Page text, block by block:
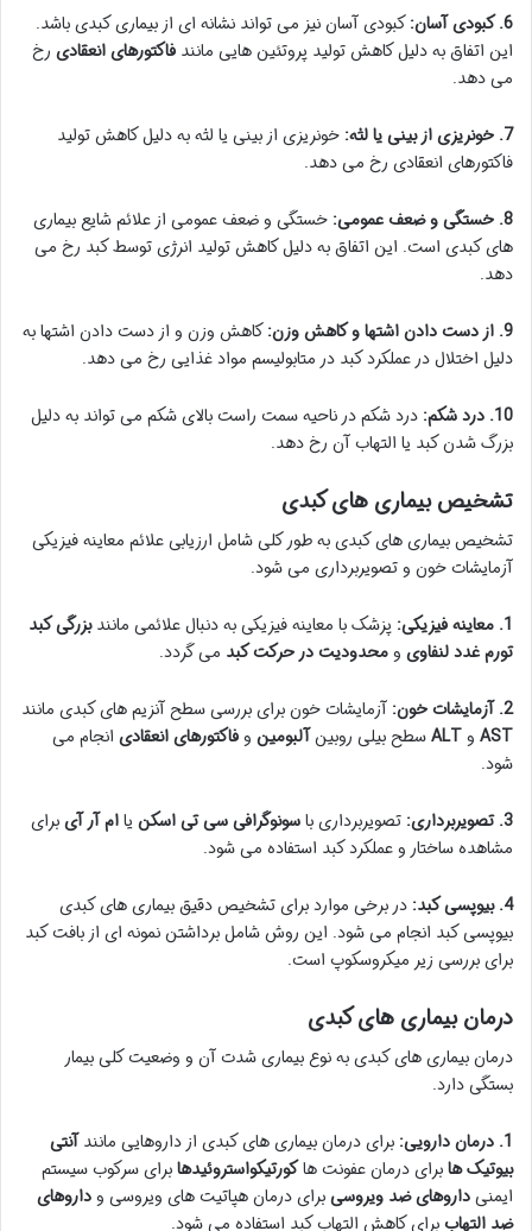
6. کبودی آسان:
کبودی آسان نیز می تواند نشانه ای از بیماری کبدی باشد.
این اتفاق به دلیل کاهش تولید پروتئین هایی مانند فاکتورهای انعقادی رخ
می دهد.
7. خونریزی از بینی یا لثه:
خونریزی از بینی یا لثه به دلیل کاهش تولید
فاکتورهای انعقادی رخ می دهد.
8. خستگی و ضعف عمومی:
خستگی و ضعف عمومی از علائم شایع بیماری
های کبدی است. این اتفاق به دلیل کاهش تولید انرژی توسط کبد رخ می
دهد.
9. از دست دادن اشتها و کاهش وزن:
کاهش وزن و از دست دادن اشتها به
دلیل اختلال در عملکرد کبد در متابولیسم مواد غذایی رخ می دهد.
10. درد شکم:
درد شکم در ناحیه سمت راست بالای شکم می تواند به دلیل
بزرگ شدن کبد یا التهاب آن رخ دهد.
تشخیص بیماری های کبدی
تشخیص بیماری های کبدی به طور کلی شامل ارزیابی علائم معاینه فیزیکی
آزمایشات خون و تصویربرداری می شود.
1. معاینه فیزیکی: پزشک با معاینه فیزیکی به دنبال علائمی مانندبزرگی کبد
تورم غدد لنفاوی ومحدودیت در حرکت کبد می گردد.
2. آزمایشات خون:
آزمایشات خون برای بررسی سطح آنزیم های کبدی مانند
AST وALTسطح بیلی روبینآلبومین وفاکتورهای انعقادی انجام می
شود.
3. تصویربرداری: تصویربرداری باسونوگرافیسی تی اسکنیاام آر آیبرای
مشاهده ساختار و عملکرد کبد استفاده می شود.
4. بیوپسی کبد:
در برخی موارد برای تشخیص دقیق بیماری های کبدی
بیوپسی کبد انجام می شود. این روش شامل برداشتن نمونه ای از بافت کبد
برای بررسی زیر میکروسکوپ است.
درمان بیماری های کبدی
درمان بیماری های کبدی به نوع بیماری شدت آن و وضعیت کلی بیمار
بستگی دارد.
1. درمان دارویی: برای درمان بیماری های کبدی از داروهایی مانندآنتی
بیوتیک هابرای درمان عفونت هاکورتیکواستروئیدهابرای سرکوب سیستم
ایمنیداروهای ضد ویروسیبرای درمان هپاتیت های ویروسی وداروهای
ضد التهاببرای کاهش التهاب کبد استفاده می شود.